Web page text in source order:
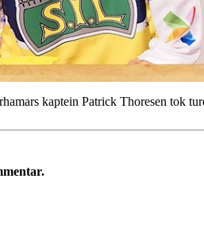
kaptein Patrick Thoresen tok